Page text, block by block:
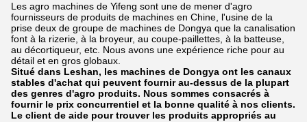
Les agro machines de Yifeng sont une de mener d'agro
fournisseurs de produits de machines en Chine, l'usine de la
prise deux de groupe de machines de Dongya que la canalisation
font à la rizerie, à la broyeur, au coupe-paillettes, à la batteuse,
au décortiqueur, etc. Nous avons une expérience riche pour au
détail et en gros globaux.
Situé dans Leshan, les machines de Dongya ont les canaux
stables d'achat qui peuvent fournir au-dessus de la plupart
des genres d'agro produits. Nous sommes consacrés à
fournir le prix concurrentiel et la bonne qualité à nos clients.
Le client de aide pour trouver les produits appropriés au